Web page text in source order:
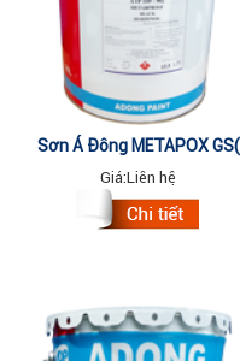
Sơn Á Đông METAPOX GS(
Thinner 066 EP)-20 Lít
Giá:Liên hệ